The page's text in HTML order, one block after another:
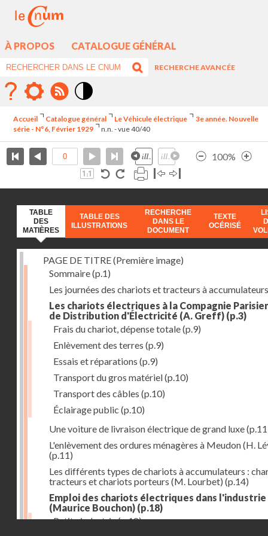
À PROPOS CATALOGUE GÉNÉRAL
RECHERCHE AVANCÉE
élévé
Accueil Catalogue général Le Véhicule électrique
3e année. Nouvelle
série - N°6, Février 1929
n.n. - vue 40/40
100%
TABLE
DES
MATIÈRES
TABLE DES
ILLUSTRATIONS
RECHERCHE
DANS LE
DOCUMENT
TEXTE
OCÉRISÉ
PAGE DE TITRE (Première image)
Sommaire(p.1)
Les journées des chariots et tracteurs à accumulateurs
Les chariots électriques à la Compagnie
de Distribution d'Électricité (A. Greff) (p.3)
Frais du chariot, dépense totale(p.9)
Enlèvement des terres (p.9)
Essais et réparations (p.9)
Transport du gros matériel(p.10)
Transport des câbles (p.10)
Éclairage public (p.10)
Une voiture de livraison électrique de grand luxe
L'enlèvement des ordures ménagères à Meudon (H.
(p.11)
Les différents types de chariots à accumulateurs :
tracteurs et chariots porteurs (M. Lourbet) (p.14)
Emploi des chariots électriques dans l'industrie
(Maurice Bouchon) (p.18)
Petite industrie(p.18)